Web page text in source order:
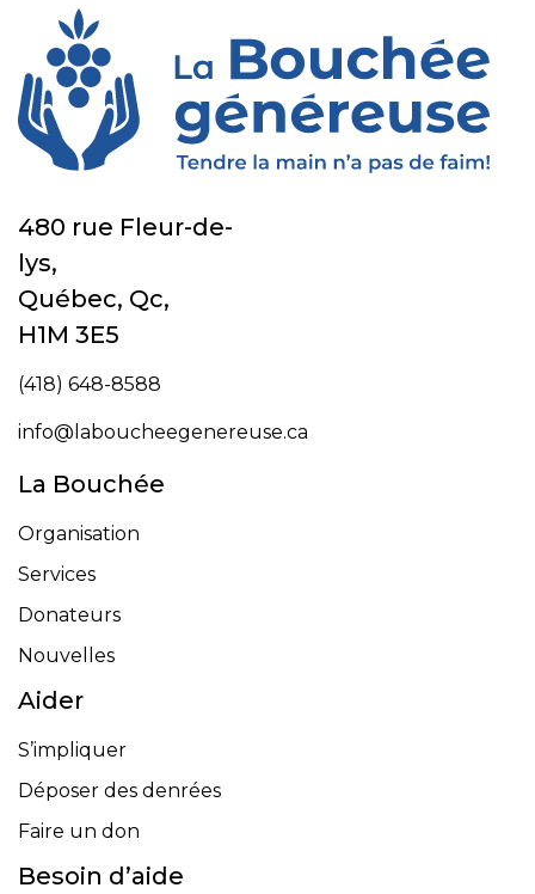
480 rue Fleur-de-
lys,
Québec, Qc,
H1M 3E5
(418) 648-8588
info@laboucheegenereuse.ca
La Bouchée
Organisation
Services
Donateurs
Nouvelles
Aider
S’impliquer
Déposer des denrées
Faire un don
Besoin d’aide